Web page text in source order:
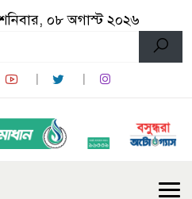
০৮ অগাস্ট ২০২৬